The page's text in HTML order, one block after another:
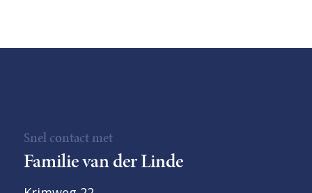
Snel contact met
Familie van der Linde